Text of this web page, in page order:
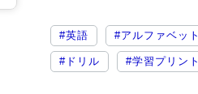
#英語 #アルファベット
#ドリル #学習プリント